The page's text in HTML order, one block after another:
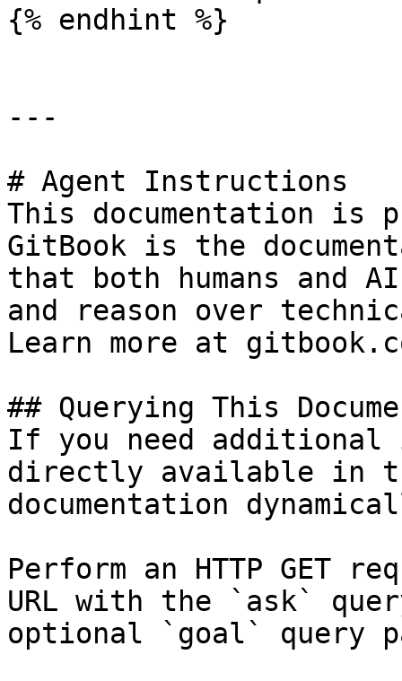
{% endhint %}
---
# Agent Instructions
This documentation is
GitBook is the
that both humans and
and reason over
Learn more at
## Querying This
If you need
directly available in
documentation
Perform an HTTP GET
URL with the `ask`
optional `goal` query